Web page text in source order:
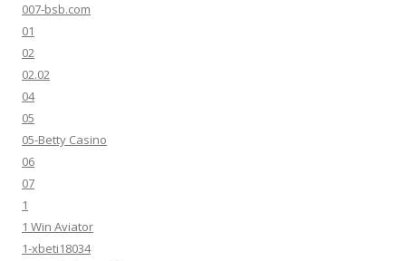
007-bsb.com
01
02
02.02
04
05
05-Betty Casino
06
07
1
1 Win Aviator
1-xbeti18034